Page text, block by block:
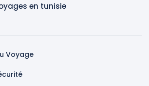
en tunisie
Voyage